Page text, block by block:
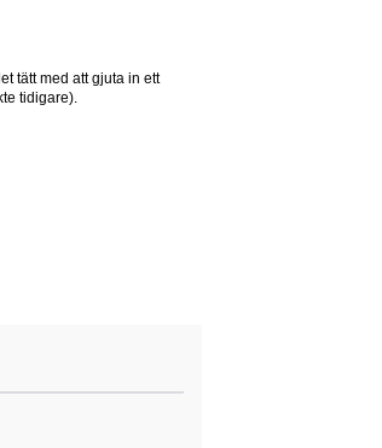
tätt med att gjuta in ett
tidigare).